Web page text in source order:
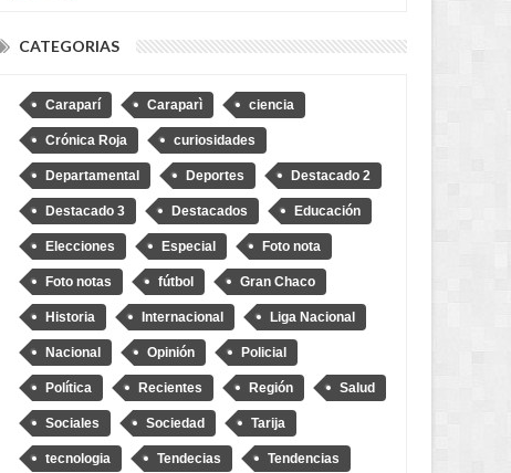
CATEGORIAS
Caraparí Caraparì ciencia
Crónica Roja curiosidades
Departamental Deportes Destacado 2
Destacado 3 Destacados Educación
Elecciones Especial Foto nota
Foto notas fútbol Gran Chaco
Historia Internacional Liga Nacional
Nacional Opinión Policial
Política Recientes Región Salud
Sociales Sociedad Tarija
tecnologia Tendecias Tendencias